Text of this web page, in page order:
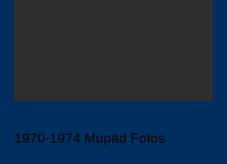
1970-1974 Mupäd Fotos